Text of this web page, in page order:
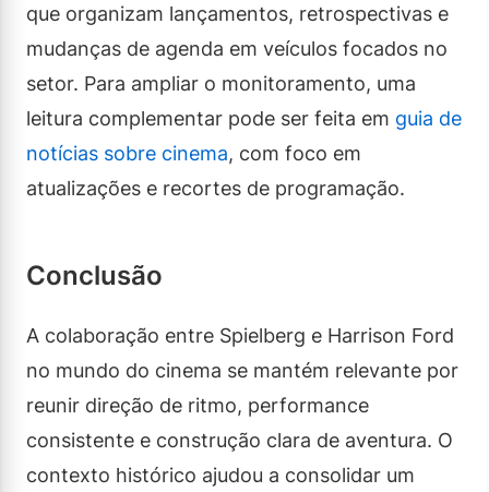
que organizam lançamentos, retrospectivas e
mudanças de agenda em veículos focados no
setor. Para ampliar o monitoramento, uma
leitura complementar pode ser feita em guia de
notícias sobre cinema, com foco em
atualizações e recortes de programação.
Conclusão
A colaboração entre Spielberg e Harrison Ford
no mundo do cinema se mantém relevante por
reunir direção de ritmo, performance
consistente e construção clara de aventura. O
contexto histórico ajudou a consolidar um